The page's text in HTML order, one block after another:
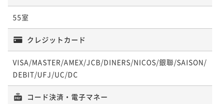
55室
クレジットカード
VISA/MASTER/AMEX/JCB/DINERS/NICOS/銀聯/SAISON/
DEBIT/UFJ/UC/DC
コード決済・電子マネー